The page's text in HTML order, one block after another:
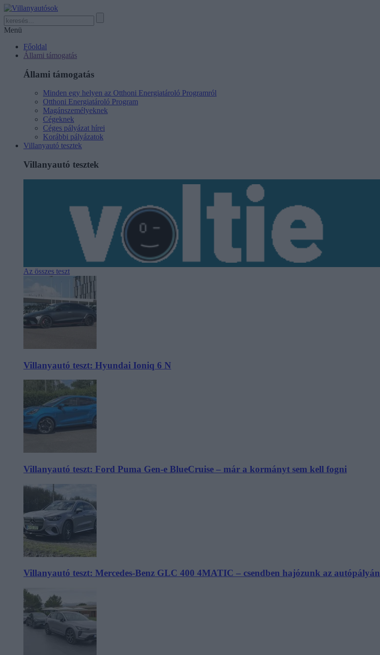
Menü
Főoldal
Állami támogatás
Állami támogatás
Minden egy helyen az Otthoni Energiatároló Programról
Otthoni Energiatároló Program
Magánszemélyeknek
Cégeknek
Céges pályázat hírei
Korábbi pályázatok
Villanyautó tesztek
Villanyautó tesztek
Az összes teszt
Villanyautó teszt: Hyundai Ioniq 6 N
Villanyautó teszt: Ford Puma Gen-e BlueCruise – már a kormányt sem kell fogni
Villanyautó teszt: Mercedes-Benz GLC 400 4MATIC – csendben hajózunk az autópályán